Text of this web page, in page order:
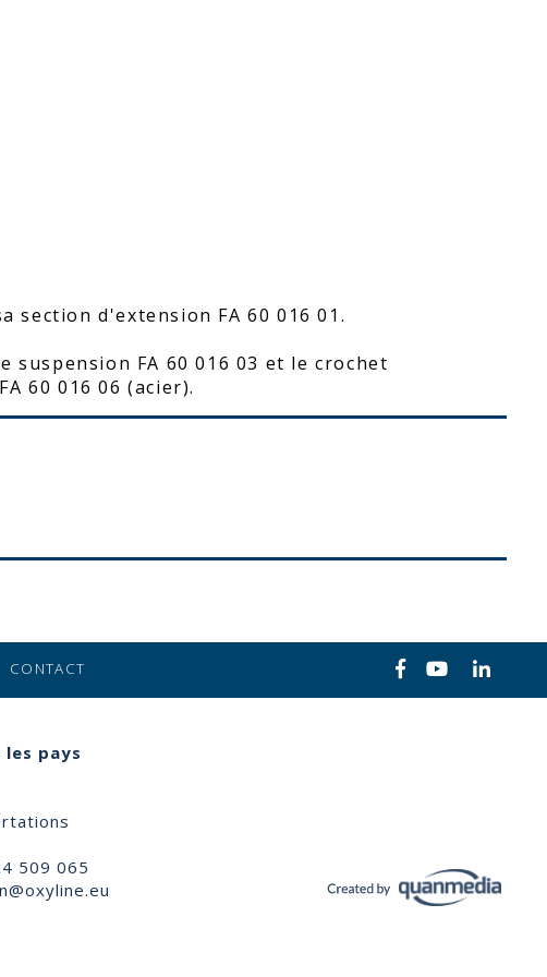
section d'extension FA 60 016 01.
suspension FA 60 016 03 et le crochet
60 016 06 (acier).
CONTACT
pays
509 065